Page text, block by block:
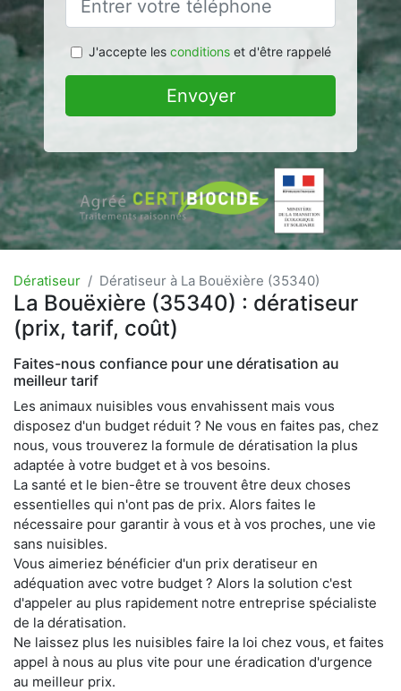
J'accepte les conditionset d'être rappelé
Envoyer
Dératiseur Dératiseur à La Bouëxière (35340)
La Bouëxière (35340) : dératiseur
(prix, tarif, coût)
Faites-nous confiance pour une dératisation au
meilleur tarif
Les animaux nuisibles vous envahissent mais vous
disposez d'un budget réduit ? Ne vous en faites pas, chez
nous, vous trouverez la formule de dératisation la plus
adaptée à votre budget et à vos besoins.
La santé et le bien-être se trouvent être deux choses
essentielles qui n'ont pas de prix. Alors faites le
nécessaire pour garantir à vous et à vos proches, une vie
sans nuisibles.
Vous aimeriez bénéficier d'un prix deratiseur en
adéquation avec votre budget ? Alors la solution c'est
d'appeler au plus rapidement notre entreprise spécialiste
de la dératisation.
Ne laissez plus les nuisibles faire la loi chez vous, et faites
appel à nous au plus vite pour une éradication d'urgence
au meilleur prix.